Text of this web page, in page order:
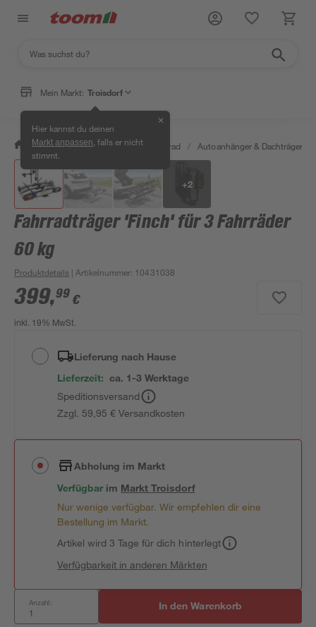
Mein Markt: Troisdorf
Hier kannst du deinen
Markt anpassen , falls er nicht
stimmt.
✕
/ Garten & Freizeit / Auto & Fahrrad / Autoanhänger & Dachträger
+2
Fahrradträger 'Finch' für 3 Fahrräder
60 kg
Produktdetails | Artikelnummer: 10431038
399,99 €
inkl. 19% MwSt.
Lieferung nach Hause
Lieferzeit: ca. 1-3 Werktage
Speditionsversand
Zzgl. 59,95 € Versandkosten
Abholung im Markt
Verfügbar im MarktTroisdorf
Nur wenige verfügbar. Wir empfehlen dir eine
Bestellung im Markt.
Artikel wird 3 Tage für dich hinterlegt
Verfügbarkeit in anderen Märkten
Anzahl: In den Warenkorb